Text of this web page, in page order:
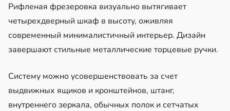
Рифленая фрезеровка визуально вытягивает
четырехдверный шкаф в высоту, оживляя
современный минималистичный интерьер. Дизайн
завершают стильные металлические торцевые ручки.
Систему можно усовершенствовать за счет
выдвижных ящиков и кронштейнов, штанг,
внутреннего зеркала, обычных полок и сетчатых